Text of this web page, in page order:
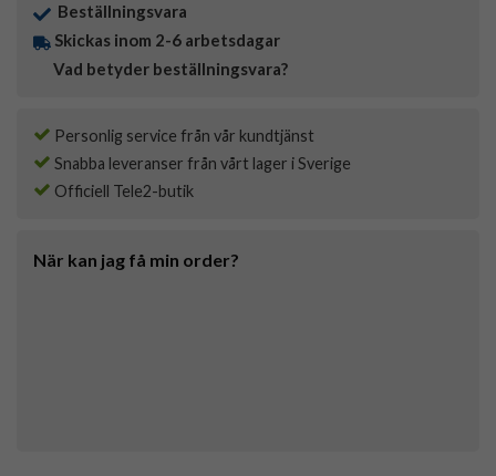
Beställningsvara
Skickas inom 2-6 arbetsdagar
Vad betyder beställningsvara?
Personlig service från vår kundtjänst
Snabba leveranser från vårt lager i Sverige
Officiell Tele2-butik
När kan jag få min order?